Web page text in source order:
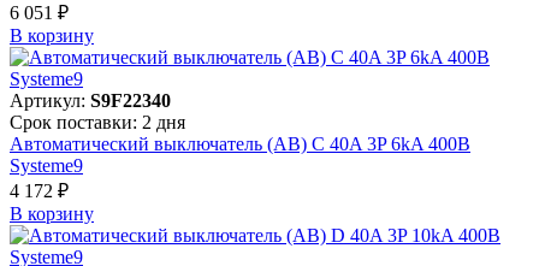
6 051 ₽
В корзинy
Артикул: S9F22340
Срок поставки: 2 дня
Автоматический выключатель (АВ) C 40A 3P 6kA 400В
Systeme9
4 172 ₽
В корзинy